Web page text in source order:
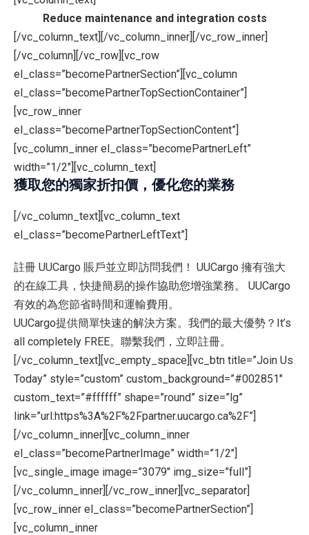
Reduce maintenance and integration costs
[/vc_column_text][/vc_column_inner][/vc_row_inner]
[/vc_column][/vc_row][vc_row
el_class=”becomePartnerSection”][vc_column
el_class=”becomePartnerTopSectionContainer”]
[vc_row_inner
el_class=”becomePartnerTopSectionContent”]
[vc_column_inner el_class=”becomePartnerLeft”
width=”1/2″][vc_column_text]
獲取您的獨家折扣價，優化您的業務
[/vc_column_text][vc_column_text
el_class=”becomePartnerLeftText”]
註冊 UUCargo 賬戶並立即訪問我們！ UUCargo 擁有強大
的在線工具，快捷簡易的操作協助您增強業務。 UUCargo
有效的為您節省時間和運輸費用。
UUCargo提供簡單快速的解決方案。我們的最大優勢？It’s
all completely FREE。聯繫我們，立即註冊。
[/vc_column_text][vc_empty_space][vc_btn title=”Join Us
Today” style=”custom” custom_background=”#002851″
custom_text=”#ffffff” shape=”round” size=”lg”
link=”url:https%3A%2F%2Fpartner.uucargo.ca%2F”]
[/vc_column_inner][vc_column_inner
el_class=”becomePartnerImage” width=”1/2″]
[vc_single_image image=”3079″ img_size=”full”]
[/vc_column_inner][/vc_row_inner][vc_separator]
[vc_row_inner el_class=”becomePartnerSection”]
[vc_column_inner